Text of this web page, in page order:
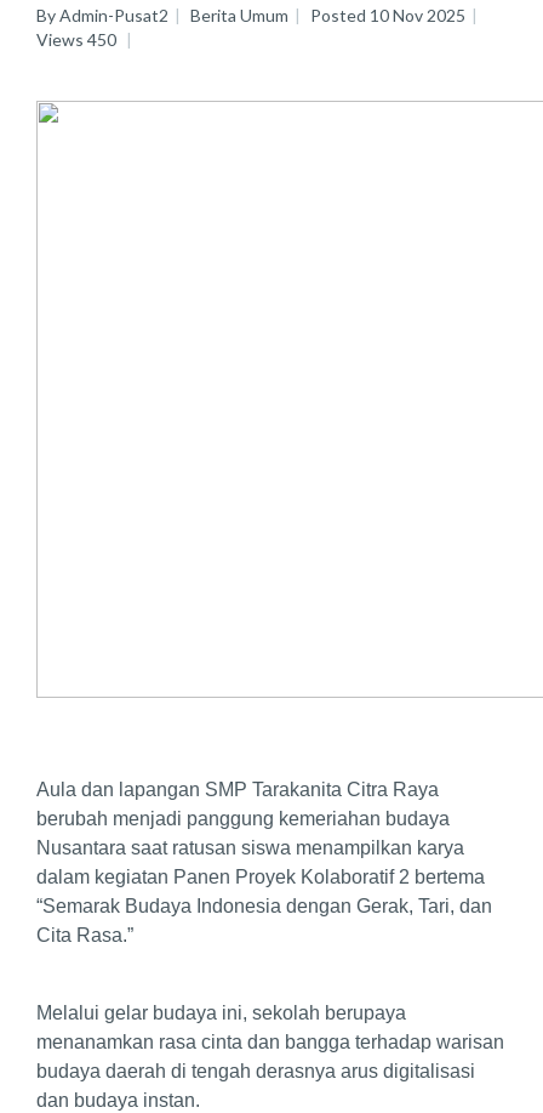
ByAdmin-Pusat2 Berita Umum Posted 10 Nov 2025
Views 450
Aula dan lapangan SMP Tarakanita Citra Raya
berubah menjadi panggung kemeriahan budaya
Nusantara saat ratusan siswa menampilkan karya
dalam kegiatan Panen Proyek Kolaboratif 2 bertema
“Semarak Budaya Indonesia dengan Gerak, Tari, dan
Cita Rasa.”
Melalui gelar budaya ini, sekolah berupaya
menanamkan rasa cinta dan bangga terhadap warisan
budaya daerah di tengah derasnya arus digitalisasi
dan budaya instan.